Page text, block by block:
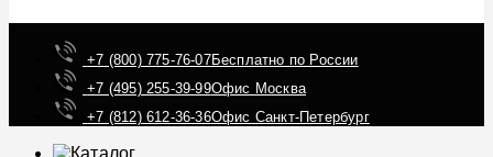
+7 (800) 775-76-07Бесплатно по России
+7 (495) 255-39-99Офис Москва
+7 (812) 612-36-36Офис Санкт-Петербург